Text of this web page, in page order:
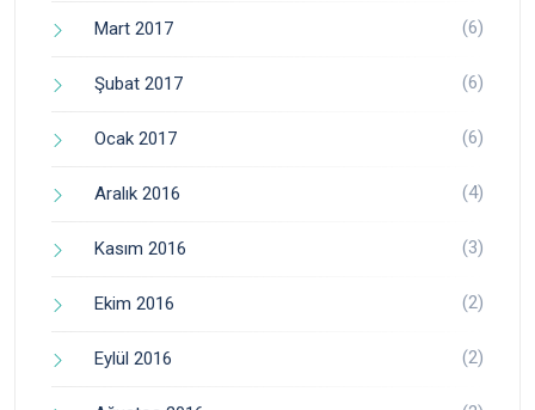
Mart 2017 (6)
Şubat 2017 (6)
Ocak 2017 (6)
Aralık 2016 (4)
Kasım 2016 (3)
Ekim 2016 (2)
Eylül 2016 (2)